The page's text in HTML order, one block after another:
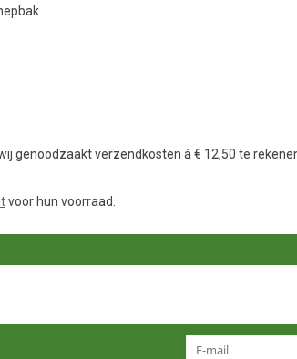
genoodzaakt verzendkosten à € 12,50 te
voor hun voorraad.